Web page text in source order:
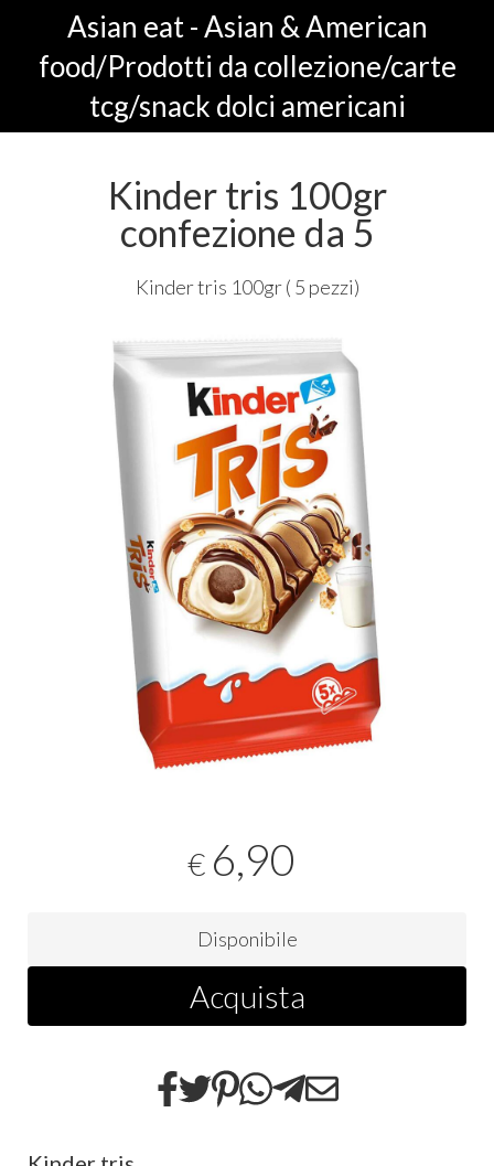
Asian eat - Asian & American
food/Prodotti da collezione/carte
tcg/snack dolci americani
Kinder tris 100gr
confezione da 5
Kinder tris 100gr ( 5 pezzi)
€ 6,90
Disponibile
Acquista